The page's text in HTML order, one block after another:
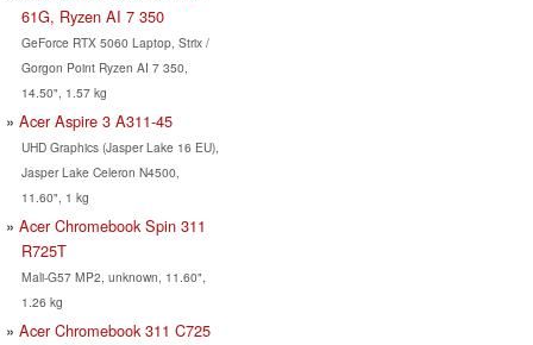
61G, Ryzen AI 7 350
GeForce RTX 5060 Laptop, Strix /
Gorgon Point Ryzen AI 7 350,
14.50", 1.57 kg
Acer Aspire 3 A311-45
UHD Graphics (Jasper Lake 16 EU),
Jasper Lake Celeron N4500,
11.60", 1 kg
Acer Chromebook Spin 311
R725T
Mali-G57 MP2, unknown, 11.60",
1.26 kg
Acer Chromebook 311 C725